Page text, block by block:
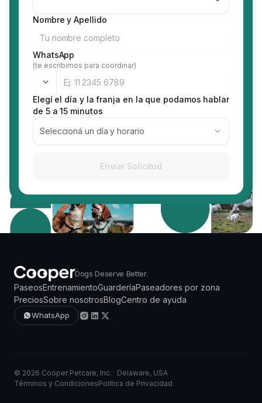
Nombre y Apellido
WhatsApp
(te escribimos para coordinar)
Elegí el día y la franja en la que podamos hablar
de 5 a 15 minutos
Seleccioná un día y horario
Enviar Solicitud
Dogs Deserve Better.
PaseosEntrenamientoGuarderíaPaseadores por zona
PreciosSobre nosotrosBlogCentro de ayuda
WhatsApp
© 2026 Cooper Petcare, Inc. · Delaware, USA
Términos y CondicionesPolítica de Privacidad